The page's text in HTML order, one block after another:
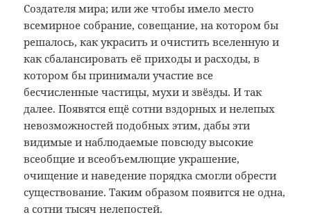
Создателя мира; или же чтобы имело место
всемирное собрание, совещание, на котором бы
решалось, как украсить и очистить вселенную и
как сбалансировать её приходы и расходы, в
котором бы принимали участие все
бесчисленные частицы, мухи и звёзды. И так
далее. Появятся ещё сотни вздорных и нелепых
невозможностей подобных этим, дабы эти
видимые и наблюдаемые повсюду высокие
всеобщие и всеобъемлющие украшение,
очищение и наведение порядка смогли обрести
существование. Таким образом появится не одна,
а сотни тысяч нелепостей.